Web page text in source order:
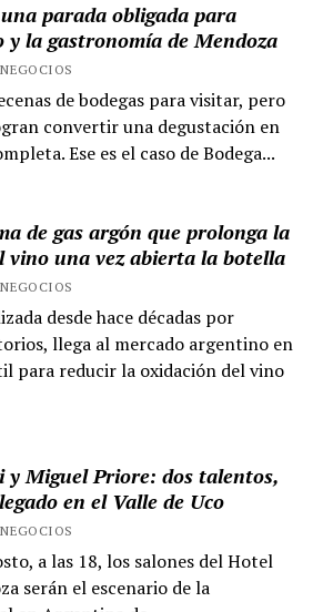
parada obligada para
y la gastronomía de Mendoza
de bodegas para visitar, pero
convertir una degustación en
Ese es el caso de Bodega...
de gas argón que prolonga la
vino una vez abierta la botella
desde hace décadas por
llega al mercado argentino en
para reducir la oxidación del vino
Miguel Priore: dos talentos,
en el Valle de Uco
a las 18, los salones del Hotel
serán el escenario de la